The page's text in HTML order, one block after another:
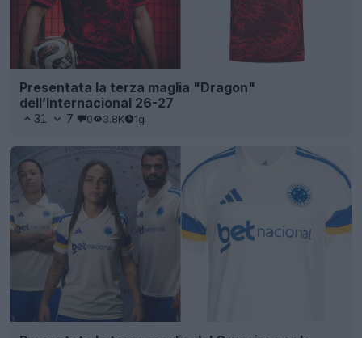
Presentata la terza maglia "Dragon"
dell’Internacional 26-27
31 7 0 3.8K 1g